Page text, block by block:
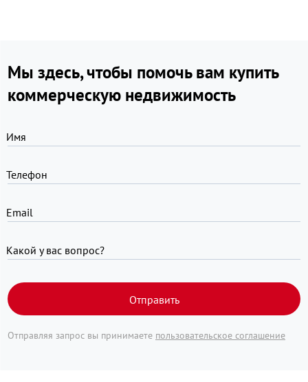
Мы здесь, чтобы помочь вам купить
коммерческую недвижимость
Имя
Телефон
Email
Какой у вас вопрос?
Отправить
Отправляя запрос вы принимаете пользовательское соглашение